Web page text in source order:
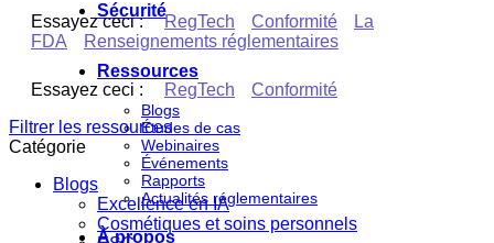
Sécurité
Ressources
Blogs
Études de cas
Webinaires
Événements
Rapports
Actualités réglementaires
À propos
Essayez ceci : RegTech Conformité
La
FDA
Renseignements réglementaires
Essayez ceci : RegTech
Conformité
Filtrer les ressources
Catégorie
Blogs
Excellence en IA
Cosmétiques et soins personnels